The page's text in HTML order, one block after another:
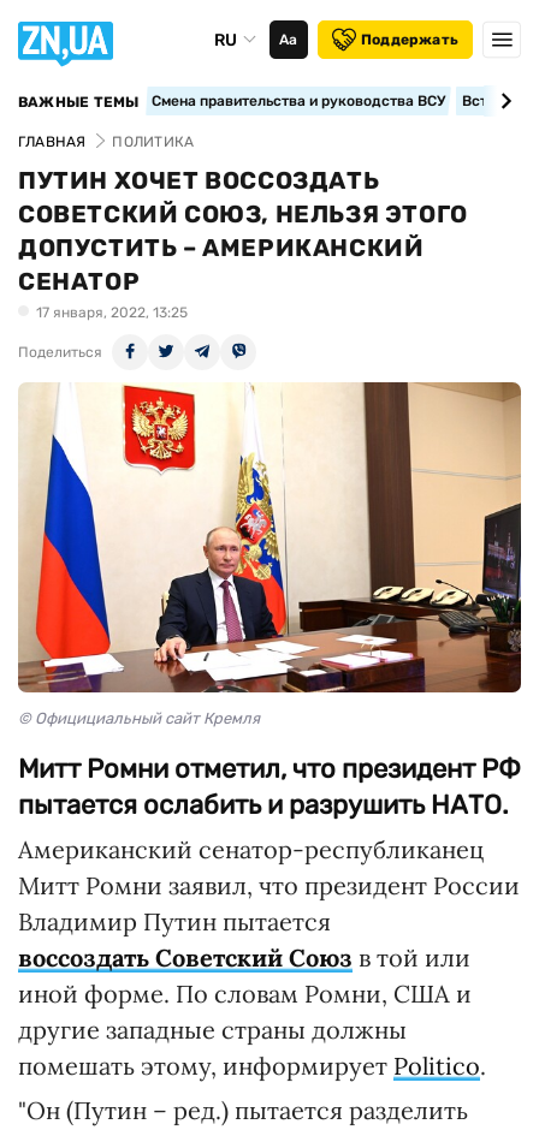
RU Аа Поддержать
ВАЖНЫЕ ТЕМЫ Смена правительства и руководства ВСУ
ГЛАВНАЯ ПОЛИТИКА
ПУТИН ХОЧЕТ ВОССОЗДАТЬ
СОВЕТСКИЙ СОЮЗ, НЕЛЬЗЯ ЭТОГО
ДОПУСТИТЬ – АМЕРИКАНСКИЙ
СЕНАТОР
17 января, 2022, 13:25
Поделиться
© Официциальный сайт Кремля
Митт Ромни отметил, что президент РФ
пытается ослабить и разрушить НАТО.
Американский сенатор-республиканец
Митт Ромни заявил, что президент России
Владимир Путин пытается
воссоздать Советский Союз в той или
иной форме. По словам Ромни, США и
другие западные страны должны
помешать этому, информирует Politico.
"Он (Путин – ред.) пытается разделить